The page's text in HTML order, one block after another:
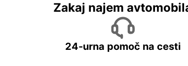
Zakaj najem
24-urna pomoč na cesti